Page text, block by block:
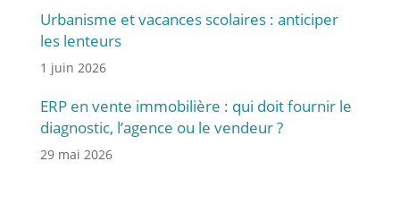
Urbanisme et vacances scolaires : anticiper
les lenteurs
1 juin 2026
ERP en vente immobilière : qui doit fournir le
diagnostic, l’agence ou le vendeur ?
29 mai 2026